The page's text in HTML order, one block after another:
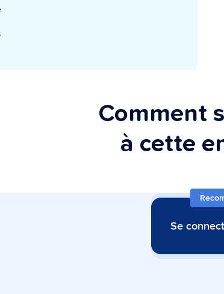
Comment
à cette
Se